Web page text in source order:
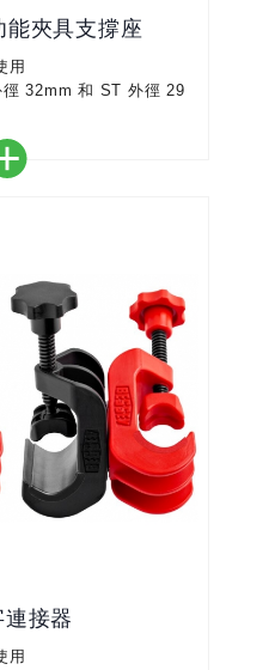
能夾具支撐座
用
徑 32mm 和 ST 外徑 29
收納攜帶
塑膠和防滑接觸面製成
結構, DIY, 樓梯施工, 乾
期間的固定和支撐單人裝
連接器
用